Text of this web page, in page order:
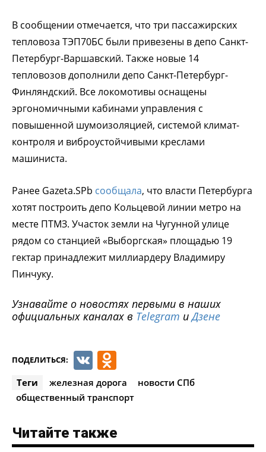
В сообщении отмечается, что три пассажирских
тепловоза ТЭП70БС были привезены в депо Санкт-
Петербург-Варшавский. Также новые 14
тепловозов дополнили депо Санкт-Петербург-
Финляндский. Все локомотивы оснащены
эргономичными кабинами управления с
повышенной шумоизоляцией, системой климат-
контроля и виброустойчивыми креслами
машиниста.
Ранее Gazeta.SPb сообщала, что власти Петербурга
хотят построить депо Кольцевой линии метро на
месте ПТМЗ. Участок земли на Чугунной улице
рядом со станцией «Выборгская» площадью 19
гектар принадлежит миллиардеру Владимиру
Пинчуку.
Узнавайте о новостях первыми в наших
официальных каналах в Telegram иДзене
ПОДЕЛИТЬСЯ: VK
Теги железная дорога
новости СПб
общественный транспорт
Читайте также